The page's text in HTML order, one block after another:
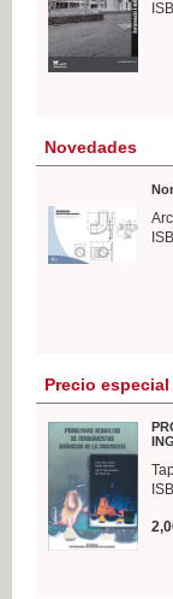
Novedades
Precio especial